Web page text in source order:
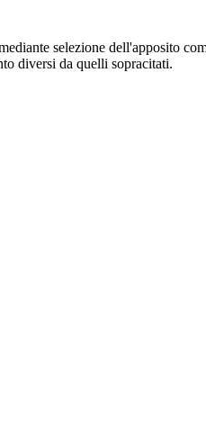
selezione dell'apposito
diversi da quelli sopracitati.